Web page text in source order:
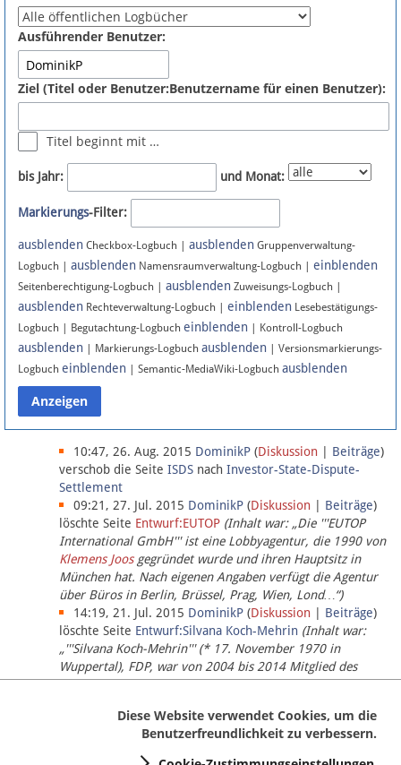
Fördermitglied werden
Fehler melden
Newsletter
Bluesky
Facebook
Instagram
Anmelden
Datenschutz
Über Lobbypedia
Impressum
Ausführender Benutzer:
Ziel (Titel oder Benutzer:Benutzername für einen Benutzer):
Titel beginnt mit …
bis Jahr: und Monat:
Markierungs-Filter:
ausblenden Checkbox-Logbuch | ausblenden Gruppenverwaltung-
Logbuch | ausblenden Namensraumverwaltung-Logbuch | einblenden
Seitenberechtigung-Logbuch | ausblenden Zuweisungs-Logbuch |
ausblenden Rechteverwaltung-Logbuch | einblenden Lesebestätigungs-
Logbuch | Begutachtung-Logbuch einblenden | Kontroll-Logbuch
ausblenden | Markierungs-Logbuch ausblenden | Versionsmarkierungs-
Logbuch einblenden | Semantic-MediaWiki-Logbuch ausblenden
10:47, 26. Aug. 2015 DominikP (Diskussion Beiträge)
verschob die Seite ISDS nach Investor-State-Dispute-
Settlement
09:21, 27. Jul. 2015 DominikP (Diskussion Beiträge)
löschte Seite Entwurf:EUTOP (Inhalt war: „Die '''EUTOP
International GmbH''' ist eine Lobbyagentur, die 1990 von
Klemens Joosgegründet wurde und ihren Hauptsitz in
München hat. Nach eigenen Angaben verfügt die Agentur
über Büros in Berlin, Brüssel, Prag, Wien, Lond…“)
14:19, 21. Jul. 2015 DominikP (Diskussion Beiträge)
löschte Seite Entwurf:Silvana Koch-Mehrin (Inhalt war:
„'''Silvana Koch-Mehrin''' (* 17. November 1970 in
Wuppertal), FDP, war von 2004 bis 2014 Mitglied des
Europäischen Parlaments, seit November 2014 ist sie für
Diese Website verwendet Cookies, um die
Benutzerfreundlichkeit zu verbessern.